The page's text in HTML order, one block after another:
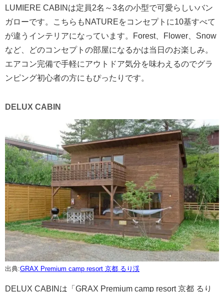
LUMIERE CABINは定員2名～3名の小型で可愛らしいバン
ガローです。こちらもNATUREをコンセプトに10基すべて
が違うインテリアになっています。Forest、Flower、Snow
など、どのコンセプトの部屋になるかは当日のお楽しみ。
エアコン完備で手軽にアウトドア気分を味わえるのでグラ
ンピング初心者の方にもぴったりです。
DELUX CABIN
出典:GRAX Premium camp resort 京都 るり渓
DELUX CABINは「GRAX Premium camp resort 京都 るり